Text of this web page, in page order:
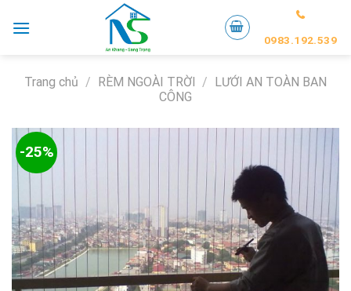
0983.192.539
Trang chủ / RÈM NGOÀI TRỜI / LƯỚI AN TOÀN BAN
CÔNG
-25%